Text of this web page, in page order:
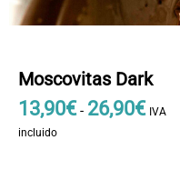
Moscovitas Dark
13,90€ - 26,90€ Rango
IVA
incluido